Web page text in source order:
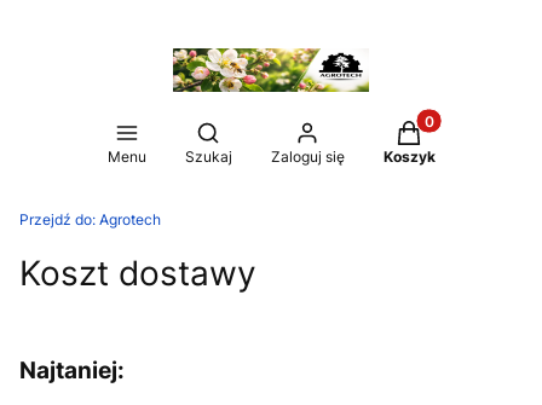
Menu
Otwórz wyszukiwarkę
Szukaj Zaloguj się
Produkty w
Koszyk
Przejdź do: Agrotech
Koszt dostawy
Najtaniej: